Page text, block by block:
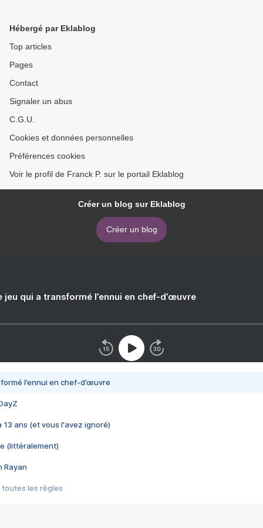
Hébergé par Eklablog
Top articles
Pages
Contact
Signaler un abus
C.G.U.
Cookies et données personnelles
Préférences cookies
Voir le profil de Franck P. sur le portail Eklablog
Créer un blog sur Eklablog
Créer un blog
jeu qui a transformé l’ennui en chef-d’œuvre
l’ennui en chef-d’œuvre
13 ans (et vous l'avez ignoré)
(littéralement)
Rayan
toutes les règles